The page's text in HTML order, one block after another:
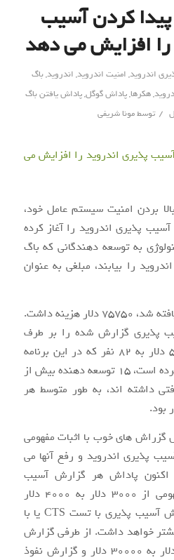
کردن آسیب
را افزایش می دهد
اندروید, امنیت اندروید, اندروید,باگ
,هکرها,پاداش گوگل,پاداش یافتن باگ
/ توسطمونا شریفی
بردن امنیت سیستم عامل خود،
پذیری اندروید را آغاز کرده
به توسعه دهندگانی که باگ
را بیابند، مبلغی به عنوان
تا کنون بالاترین اشکالی که یافته شد، ۷۵۷۵۰ دلار هزینه داشت.
گذشته ۲۶ آسیب پذیری گزارش شده را بر طرف
کرد. به طور کلی، ۵۵۵۰۰۰۰ دلار به ۸۲ نفر که در این برنامه
شرکت داشته اند پرداخت کرده است، ۱۵ توسعه دهنده بیش از
داشته اند، به طور متوسط هر
گزراش های خوب با اثبات مفهومی
پذیری اندروید و رفع آنها می
اکنون پاداش هر گزارش آسیب
پذیری بحرانی با اثبات مفهومی از ۳۰۰۰ دلار به ۴۰۰۰ دلار
رسیده است. همچنین گزارش آسیب پذیری با تست CTS یا با
بیشتر خواهد داشت. از طرفی گزارش
نفوذ هسته ای از ۲۰۰۰۰ دلار به ۳۰۰۰۰ دلار و گزارش نفوذ